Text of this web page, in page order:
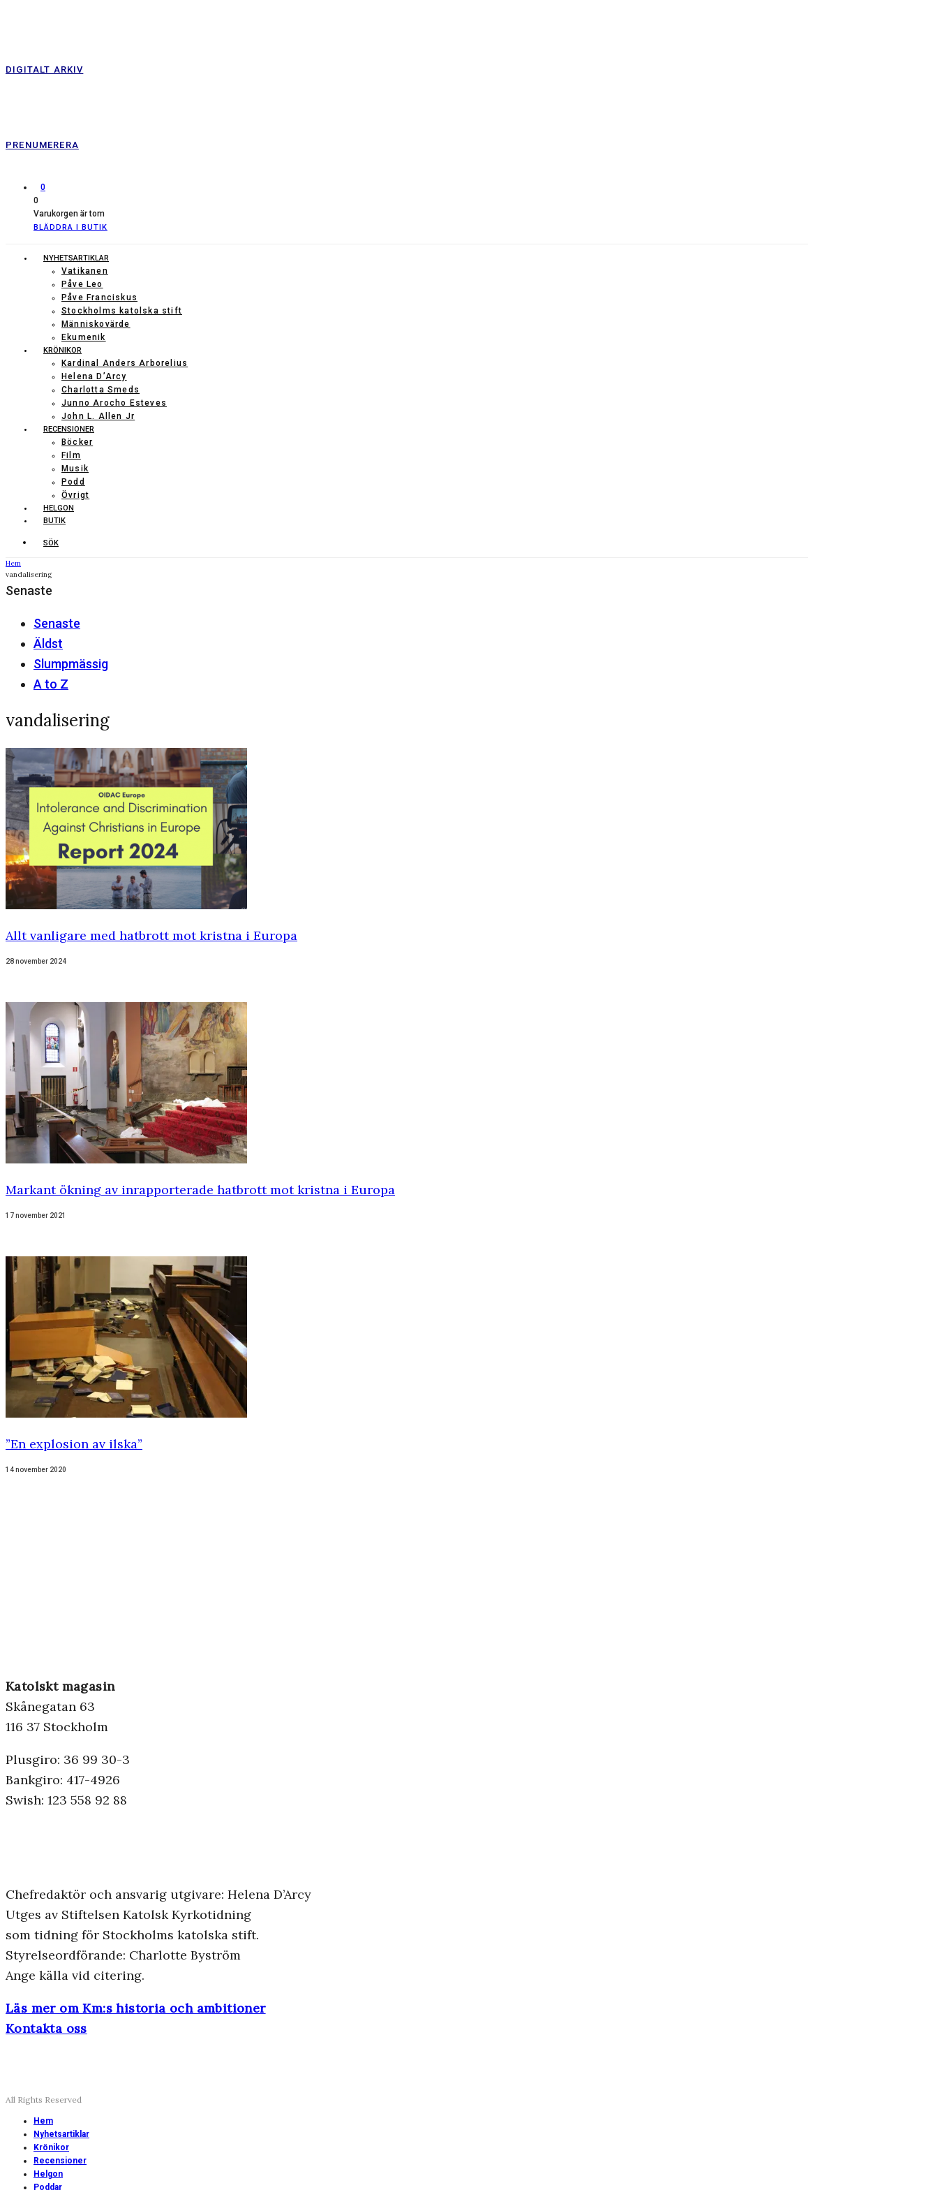
DIGITALT ARKIV
PRENUMERERA
0
0
Varukorgen är tom
BLÄDDRA I BUTIK
NYHETSARTIKLAR
Vatikanen
Påve Leo
Påve Franciskus
Stockholms katolska stift
Människovärde
Ekumenik
KRÖNIKOR
Kardinal Anders Arborelius
Helena D’Arcy
Charlotta Smeds
Junno Arocho Esteves
John L. Allen Jr
RECENSIONER
Böcker
Film
Musik
Podd
Övrigt
HELGON
BUTIK
SÖK
Hem
vandalisering
Senaste
Senaste
Äldst
Slumpmässig
A to Z
vandalisering
Allt vanligare med hatbrott mot kristna i Europa
28 november 2024
Markant ökning av inrapporterade hatbrott mot kristna i Europa
17 november 2021
”En explosion av ilska”
14 november 2020
Katolskt magasin
Skånegatan 63
116 37 Stockholm
Plusgiro: 36 99 30-3
Bankgiro: 417-4926
Swish: 123 558 92 88
Chefredaktör och ansvarig utgivare: Helena D’Arcy
Utges av Stiftelsen Katolsk Kyrkotidning
som tidning för Stockholms katolska stift.
Styrelseordförande: Charlotte Byström
Ange källa vid citering.
Läs mer om Km:s historia och ambitioner
Kontakta oss
All Rights Reserved
Hem
Nyhetsartiklar
Krönikor
Recensioner
Helgon
Poddar